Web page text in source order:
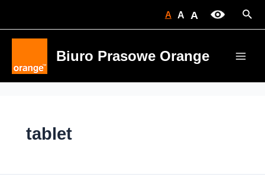
A A A
Biuro Prasowe Orange
tablet